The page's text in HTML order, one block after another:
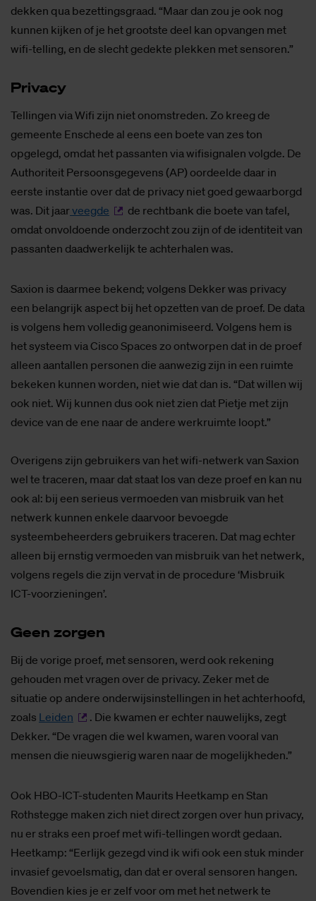
dekken qua bezettingsgraad. “Maar dan zou je ook nog
kunnen kijken of je het grootste deel kan opvangen met
wifi-telling, en de slecht gedekte plekken met sensoren.”
Pri­va­cy
Tellingen via Wifi zijn niet onomstreden. Zo kreeg de
gemeente Enschede al eens een boete van zes ton
opgelegd, omdat het passanten via wifisignalen volgde. De
Authoriteit Persoonsgegevens (AP) oordeelde daar in
eerste instantie over dat de privacy niet goed gewaarborgd
was. Dit jaarveegde
de rechtbank die boete van tafel,
omdat onvoldoende onderzocht zou zijn of de identiteit van
passanten daadwerkelijk te achterhalen was.
Saxion is daarmee bekend; volgens Dekker was privacy
een belangrijk aspect bij het opzetten van de proef. De data
is volgens hem volledig geanonimiseerd. Volgens hem is
het systeem via Cisco Spaces zo ontworpen dat in de proef
alleen aantallen personen die aanwezig zijn in een ruimte
bekeken kunnen worden, niet wie dat dan is. “Dat willen wij
ook niet. Wij kunnen dus ook niet zien dat Pietje met zijn
device van de ene naar de andere werkruimte loopt.”
Overigens zijn gebruikers van het wifi-netwerk van Saxion
wel te traceren, maar dat staat los van deze proef en kan nu
ook al: bij een serieus vermoeden van misbruik van het
netwerk kunnen enkele daarvoor bevoegde
systeembeheerders gebruikers traceren. Dat mag echter
alleen bij ernstig vermoeden van misbruik van het netwerk,
volgens regels die zijn vervat in de procedure ‘Misbruik
ICT-voorzieningen’.
Geen zor­gen
Bij de vorige proef, met sensoren, werd ook rekening
gehouden met vragen over de privacy. Zeker met de
situatie op andere onderwijsinstellingen in het achterhoofd,
zoals Leiden
. Die kwamen er echter nauwelijks, zegt
Dekker. “De vragen die wel kwamen, waren vooral van
mensen die nieuwsgierig waren naar de mogelijkheden.”
Ook HBO-ICT-studenten Maurits Heetkamp en Stan
Rothstegge maken zich niet direct zorgen over hun privacy,
nu er straks een proef met wifi-tellingen wordt gedaan.
Heetkamp: “Eerlijk gezegd vind ik wifi ook een stuk minder
invasief gevoelsmatig, dan dat er overal sensoren hangen.
Bovendien kies je er zelf voor om met het netwerk te